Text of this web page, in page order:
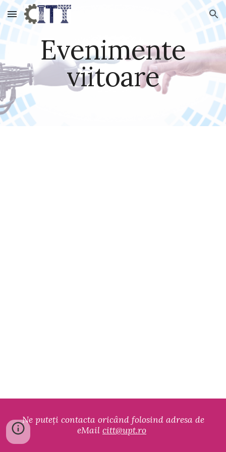
Skip to main content Skip to navigation
Evenimente
viitoare
Ne puteți contacta oricând folosind adresa de
eMail citt@upt.ro